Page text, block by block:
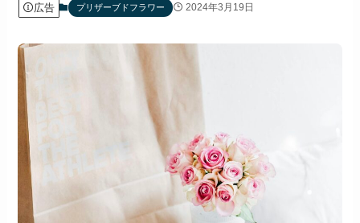
広告 プリザーブドフラワー 2024年3月19日